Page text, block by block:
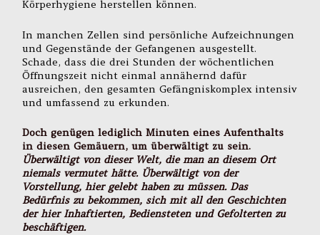
Körperhygiene herstellen können.
In manchen Zellen sind persönliche Aufzeichnungen
und Gegenstände der Gefangenen ausgestellt.
Schade, dass die drei Stunden der wöchentlichen
Öffnungszeit nicht einmal annähernd dafür
ausreichen, den gesamten Gefängniskomplex intensiv
und umfassend zu erkunden.
Doch genügen lediglich Minuten eines Aufenthalts
in diesen Gemäuern, um überwältigt zu sein.
Überwältigt von dieser Welt, die man an diesem Ort
niemals vermutet hätte. Überwältigt von der
Vorstellung, hier gelebt haben zu müssen. Das
Bedürfnis zu bekommen, sich mit all den Geschichten
der hier Inhaftierten, Bediensteten und Gefolterten zu
beschäftigen.